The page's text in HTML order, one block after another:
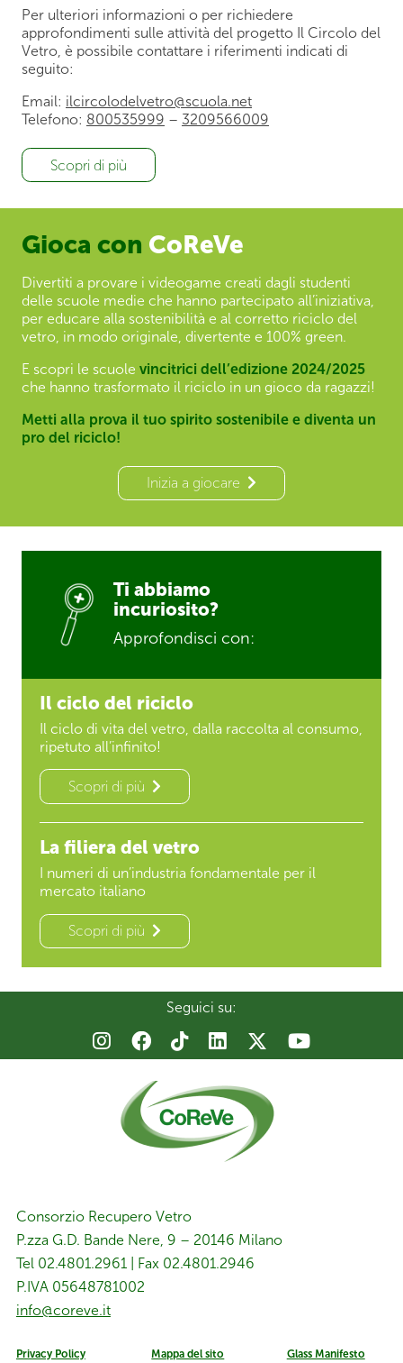
Per ulteriori informazioni o per richiedere
approfondimenti sulle attività del progetto Il Circolo del
Vetro, è possibile contattare i riferimenti indicati di
seguito:
Email: ilcircolodelvetro@scuola.net
Telefono: 800535999 – 3209566009
Scopri di più
Gioca con CoReVe
Divertiti a provare i videogame creati dagli studenti
delle scuole medie che hanno partecipato all’iniziativa,
per educare alla sostenibilità e al corretto riciclo del
vetro, in modo originale, divertente e 100% green.
E scopri le scuole vincitrici dell’edizione 2024/2025
che hanno trasformato il riciclo in un gioco da ragazzi!
Metti alla prova il tuo spirito sostenibile e diventa un
pro del riciclo!
Inizia a giocare
Ti abbiamo
incuriosito?
Approfondisci con:
Il ciclo del riciclo
Il ciclo di vita del vetro, dalla raccolta al consumo,
ripetuto all’infinito!
Scopri di più
La filiera del vetro
I numeri di un’industria fondamentale per il
mercato italiano
Scopri di più
Seguici su:
Consorzio Recupero Vetro
P.zza G.D. Bande Nere, 9 – 20146 Milano
Tel 02.4801.2961 | Fax 02.4801.2946
P.IVA 05648781002
info@coreve.it
Privacy Policy Mappa del sito Glass Manifesto